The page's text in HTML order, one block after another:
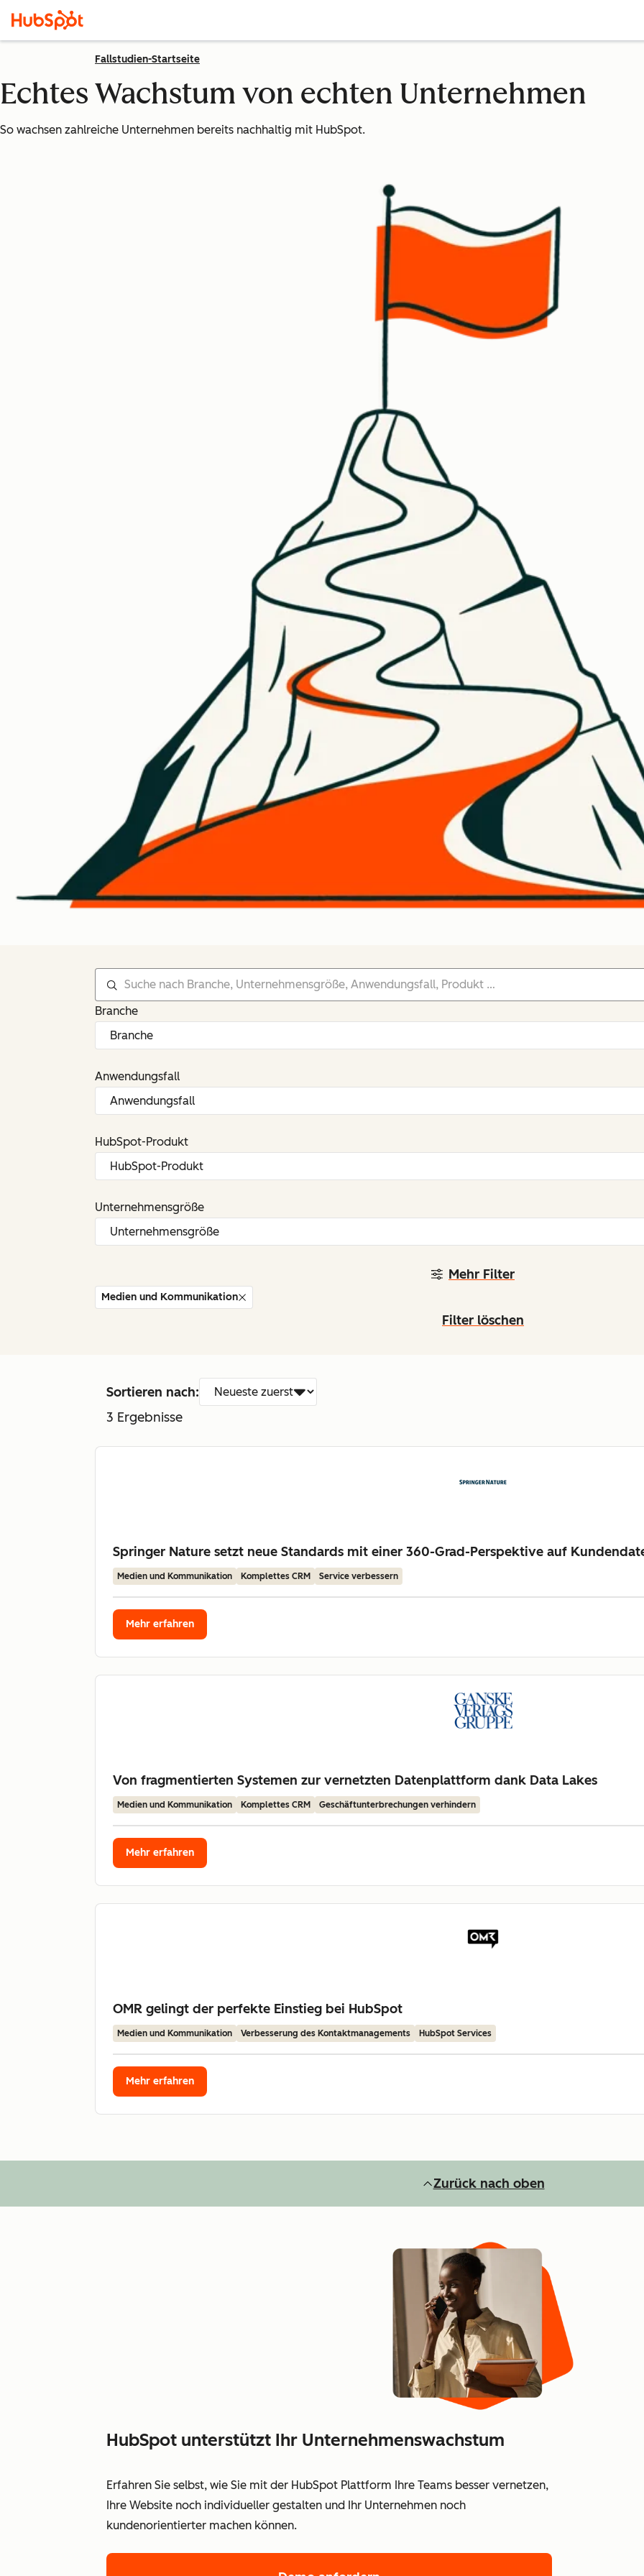
Fallstudien-Startseite
Echtes Wachstum von echten Unternehmen
So wachsen zahlreiche Unternehmen bereits nachhaltig mit HubSpot.
Mehr Filter
Branche
Anwendungsfall
HubSpot-Produkt
Unternehmensgröße
Medien und Kommunikation
Filter löschen
Sortieren nach:
3 Ergebnisse
Springer Nature setzt neue Standards mit einer 360-Grad-Perspektive auf
Medien und Kommunikation Komplettes CRM Service verbessern
Mehr erfahren
Von fragmentierten Systemen zur vernetzten Datenplattform dank Data Lakes
Medien und Kommunikation Komplettes CRM Geschäftunterbrechungen verhindern
Mehr erfahren
OMR gelingt der perfekte Einstieg bei HubSpot
Medien und Kommunikation Verbesserung des Kontaktmanagements HubSpot Services
Mehr erfahren
Zurück nach oben
HubSpot unterstützt Ihr Unternehmenswachstum
Erfahren Sie selbst, wie Sie mit der HubSpot Plattform Ihre Teams besser vernetzen,
Ihre Website noch individueller gestalten und Ihr Unternehmen noch
kundenorientierter machen können.